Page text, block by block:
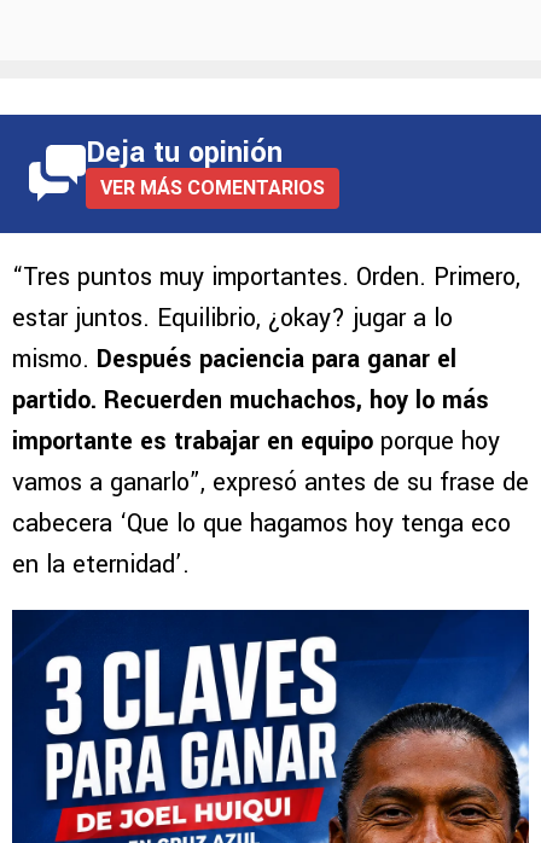
Deja tu opinión
VER MÁS COMENTARIOS
“Tres puntos muy importantes. Orden. Primero,
estar juntos. Equilibrio, ¿okay? jugar a lo
mismo. Después paciencia para ganar el
partido. Recuerden muchachos, hoy lo más
importante es trabajar en equipo porque hoy
vamos a ganarlo”, expresó antes de su frase de
cabecera ‘Que lo que hagamos hoy tenga eco
en la eternidad’.